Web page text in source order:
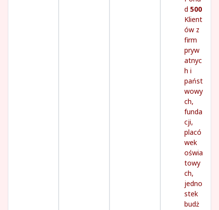
d 500
Klient
ów z
firm
pryw
atnyc
h i
państ
wowy
ch,
funda
cji,
placó
wek
oświa
towy
ch,
jedno
stek
budż